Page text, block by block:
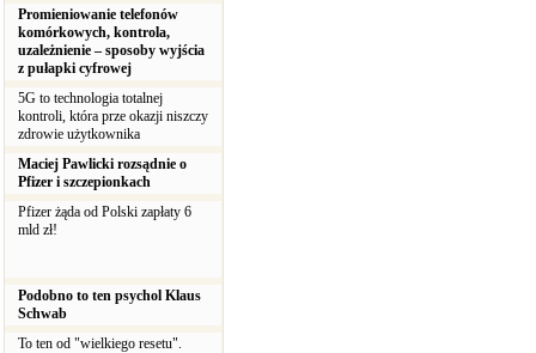
Promieniowanie telefonów
komórkowych, kontrola,
uzależnienie – sposoby wyjścia
z pułapki cyfrowej
5G to technologia totalnej
kontroli, która prze okazji niszczy
zdrowie użytkownika
Maciej Pawlicki rozsądnie o
Pfizer i szczepionkach
Pfizer żąda od Polski zapłaty 6
mld zł!
Podobno to ten psychol Klaus
Schwab
To ten od "wielkiego resetu".